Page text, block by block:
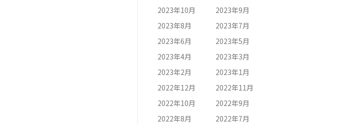
2023年10月
2023年9月
2023年8月
2023年7月
2023年6月
2023年5月
2023年4月
2023年3月
2023年2月
2023年1月
2022年12月
2022年11月
2022年10月
2022年9月
2022年8月
2022年7月